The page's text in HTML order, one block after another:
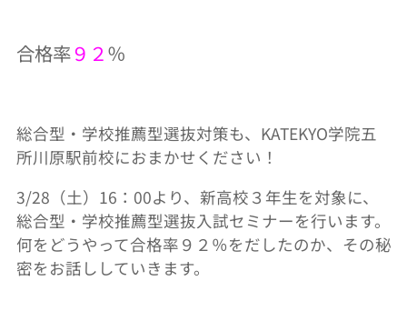
合格率９２％
総合型・学校推薦型選抜対策も、KATEKYO学院五
所川原駅前校におまかせください！
3/28（土）16：00より、新高校３年生を対象に、
総合型・学校推薦型選抜入試セミナーを行います。
何をどうやって合格率９２％をだしたのか、その秘
密をお話ししていきます。